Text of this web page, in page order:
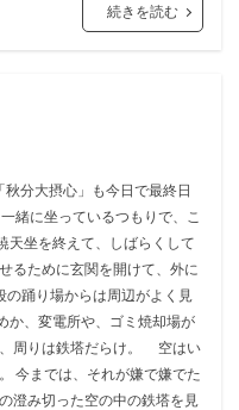
続きを読む
分大摂心」も今日で最終日
緒に坐っているつもりで、こ
坐を終えて、しばらくして
るために玄関を開けて、外に
踊り場からは周辺がよく見
か、変電所や、ゴミ焼却場が
周りは鉄塔だらけ。 空はい
今までは、それが嫌で嫌でた
澄み切った空の中の鉄塔を見